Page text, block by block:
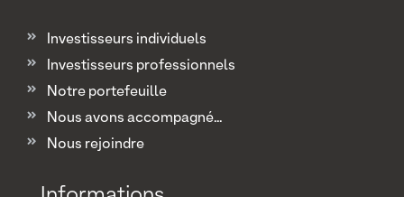
Investisseurs individuels
Investisseurs professionnels
Notre portefeuille
Nous avons accompagné...
Nous rejoindre